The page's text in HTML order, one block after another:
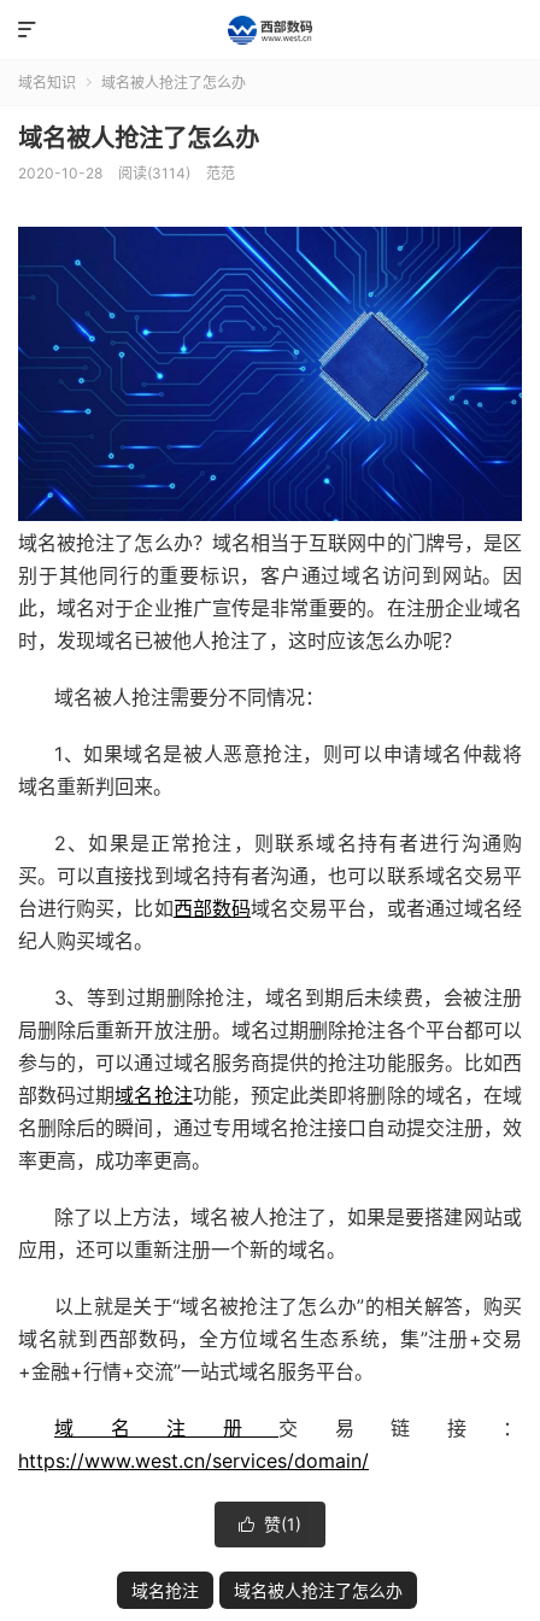

域名知识  域名被人抢注了怎么办
域名被人抢注了怎么办
2020-10-28 阅读(3114) 范范
域名被抢注了怎么办？域名相当于互联网中的门牌号，是区
别于其他同行的重要标识，客户通过域名访问到网站。因
此，域名对于企业推广宣传是非常重要的。在注册企业域名
时，发现域名已被他人抢注了，这时应该怎么办呢？
域名被人抢注需要分不同情况：
1、如果域名是被人恶意抢注，则可以申请域名仲裁将
域名重新判回来。
2、如果是正常抢注，则联系域名持有者进行沟通购
买。可以直接找到域名持有者沟通，也可以联系域名交易平
台进行购买，比如西部数码域名交易平台，或者通过域名经
纪人购买域名。
3、等到过期删除抢注，域名到期后未续费，会被注册
局删除后重新开放注册。域名过期删除抢注各个平台都可以
参与的，可以通过域名服务商提供的抢注功能服务。比如西
部数码过期域名抢注功能，预定此类即将删除的域名，在域
名删除后的瞬间，通过专用域名抢注接口自动提交注册，效
率更高，成功率更高。
除了以上方法，域名被人抢注了，如果是要搭建网站或
应用，还可以重新注册一个新的域名。
以上就是关于“域名被抢注了怎么办”的相关解答，购买
域名就到西部数码，全方位域名生态系统，集”注册+交易
+金融+行情+交流”一站式域名服务平台。
域名注册 交易链接：
https://www.west.cn/services/domain/
 赞(1)
域名抢注 域名被人抢注了怎么办